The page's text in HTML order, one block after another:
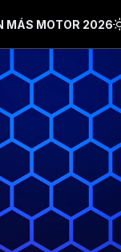
MÁS MOTOR 2026